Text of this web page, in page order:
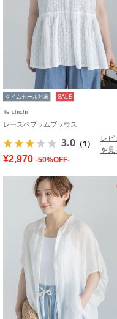
タイムセール対象 SALE
Te chichi
レースペプラムブラウス
3.0 （1）
レビ
を見
¥2,970 -50%OFF-